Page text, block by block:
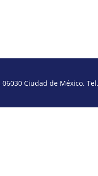
Ciudad de México.